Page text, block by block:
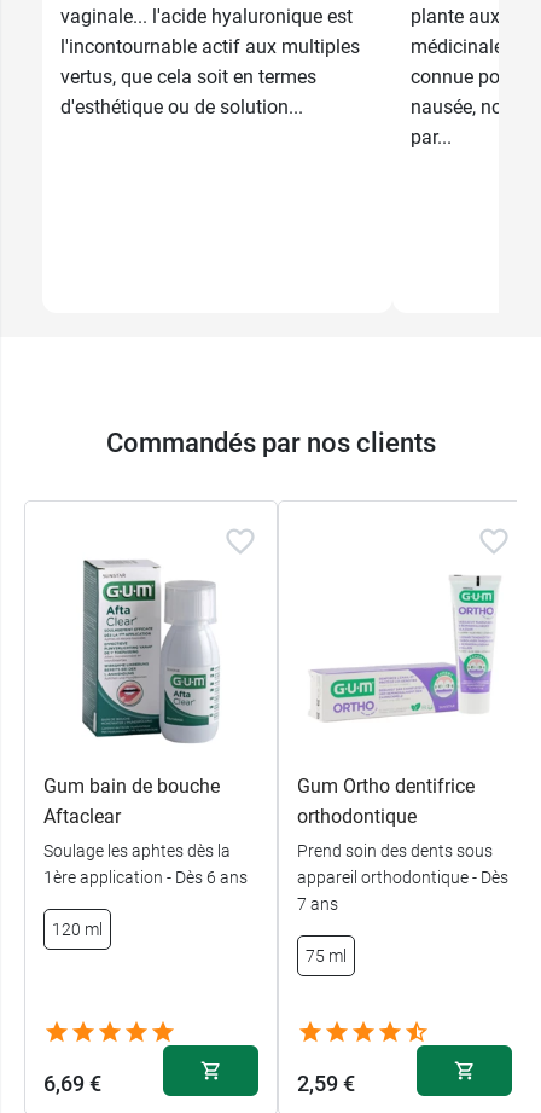
vaginale... l'acide hyaluronique est
l'incontournable actif aux multiples
vertus, que cela soit en termes
d'esthétique ou de solution...
plante aux
médicinales.
connue pour
nausée,
par...
Commandés par nos clients
Gum bain de bouche
Aftaclear
Soulage les aphtes dès la
1ère application - Dès 6 ans
120 ml
6,69 €
Gum Ortho dentifrice
orthodontique
Prend soin des dents sous
appareil orthodontique - Dès
7 ans
75 ml
2,59 €